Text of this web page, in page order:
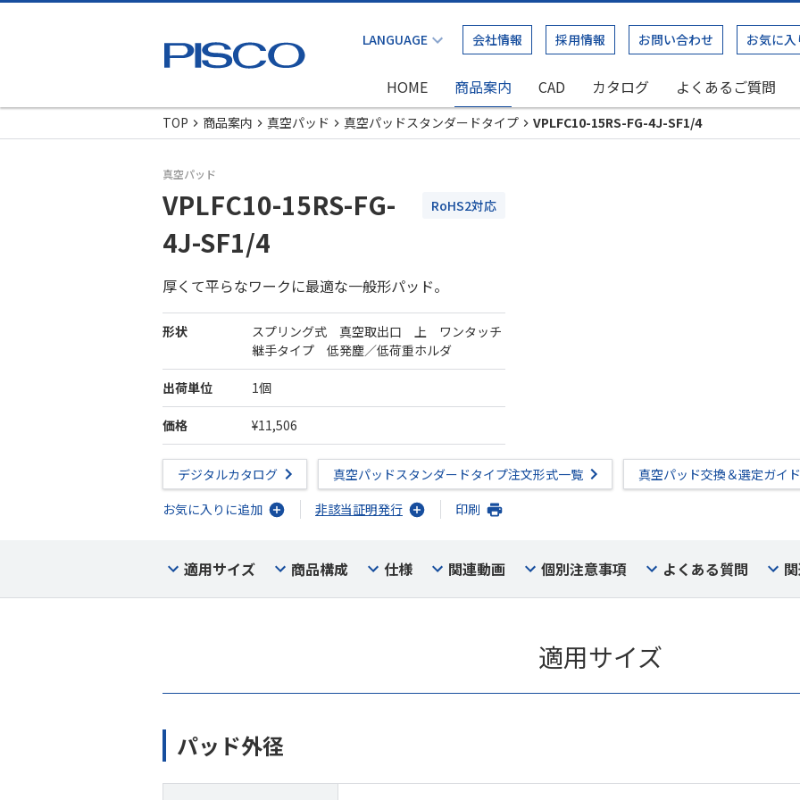
会社情報 採用情報 お問い合わせ お気に入
HOME 商品案内 CAD カタログ よくあるご質問
TOP
商品案内 真空パッド 真空パッドスタンダードタイプ VPLFC10-15RS-FG-4J-SF1/4
真空パッド
VPLFC10-15RS-FG-
4J-SF1/4
RoHS2対応
厚くて平らなワークに最適な一般形パッド。
形状
スプリング式 真空取出口 上 ワンタッチ
継手タイプ 低発塵／低荷重ホルダ
出荷単位 1個
価格 ¥11,506
デジタルカタログ 真空パッドスタンダードタイプ注文形式一覧
真空パッド交換＆選定ガイド
お気に入りに追加
非該当証明発行 印刷
適用サイズ 商品構成 仕様 関連動画 個別注意事項 よくある質問
適用サイズ
パッド外径